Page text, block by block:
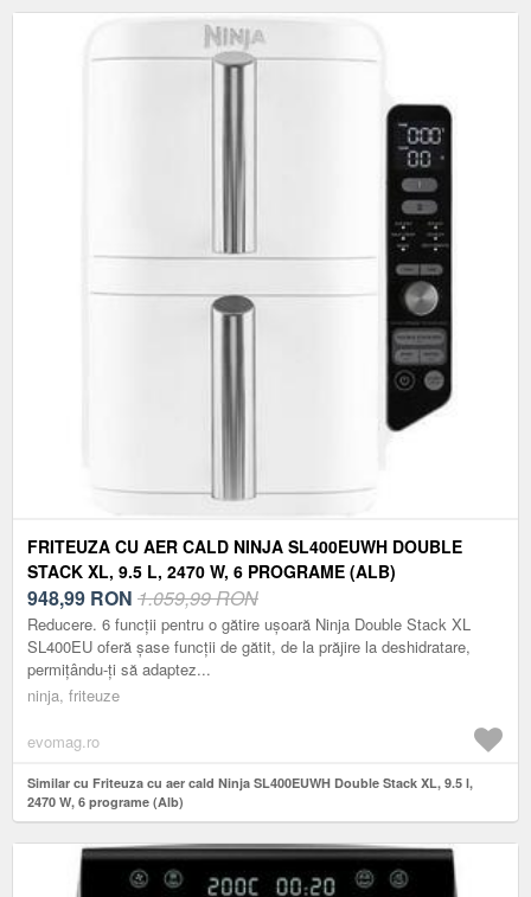
FRITEUZA CU AER CALD NINJA SL400EUWH DOUBLE
STACK XL, 9.5 L, 2470 W, 6 PROGRAME (ALB)
948,99 RON 1.059,99 RON
Reducere. 6 funcții pentru o gătire ușoară Ninja Double Stack XL
SL400EU oferă șase funcții de gătit, de la prăjire la deshidratare,
permițându-ți să adaptez...
ninja, friteuze
evomag.ro
Similar cu Friteuza cu aer cald Ninja SL400EUWH Double Stack XL, 9.5 l,
2470 W, 6 programe (Alb)